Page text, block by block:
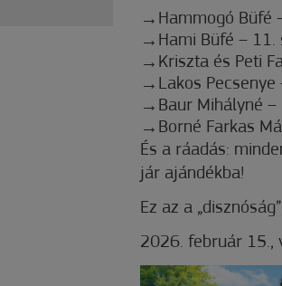
Hammogó Büfé
Hami Büfé – 11.
Kriszta és Peti
Lakos
Baur Mihályné
Borné Farkas
És a ráadás:
jár ajándékba!
Ez az a
2026. február 15.,